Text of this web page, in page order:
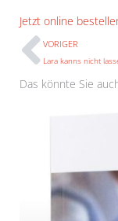
Jetzt online
Prev
VORIGER
Lara kanns nicht
Das könnte Sie